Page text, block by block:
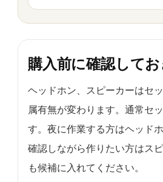
購入前に確認して
ヘッドホン、スピーカーはセ
属有無が変わります。通常セ
す。夜に作業する方はヘッド
確認しながら作りたい方はス
も候補に入れてください。